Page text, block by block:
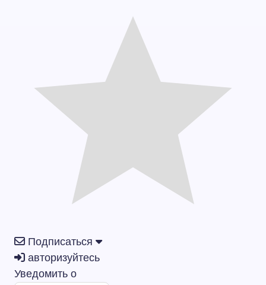
Подписаться
авторизуйтесь
Уведомить о